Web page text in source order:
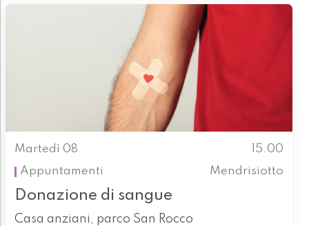
Martedì 08
15.00
Appuntamenti
Mendrisiotto
Donazione di sangue
Casa anziani, parco San Rocco